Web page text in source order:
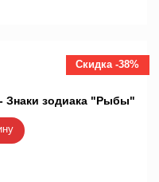
Скидка -38%